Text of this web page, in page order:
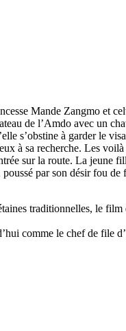
Mande Zangmo et
de l’Amdo avec un
s’obstine à garder le
à sa recherche. Les
sur la route. La jeune
par son désir fou
traditionnelles, le
comme le chef de file